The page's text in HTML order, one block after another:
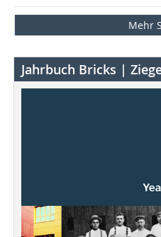
Mehr
Jahrbuch Bricks |